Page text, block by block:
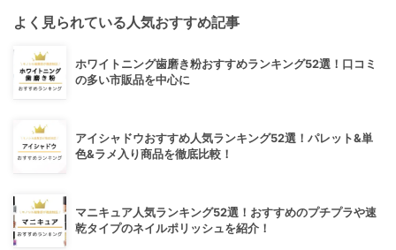
よく見られている人気おすすめ記事
ホワイトニング歯磨き粉おすすめランキング52選！口コミ
の多い市販品を中心に
アイシャドウおすすめ人気ランキング52選！パレット&単
色&ラメ入り商品を徹底比較！
マニキュア人気ランキング52選！おすすめのプチプラや速
乾タイプのネイルポリッシュを紹介！